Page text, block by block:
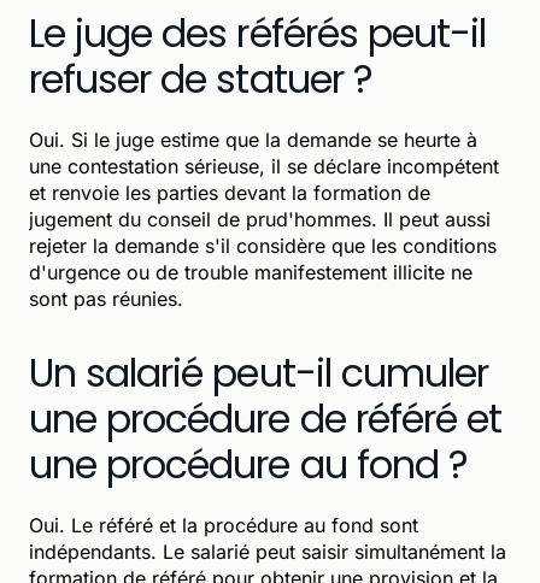
Le juge des référés peut-il
refuser de statuer ?
Oui. Si le juge estime que la demande se heurte à
une contestation sérieuse, il se déclare incompétent
et renvoie les parties devant la formation de
jugement du conseil de prud'hommes. Il peut aussi
rejeter la demande s'il considère que les conditions
d'urgence ou de trouble manifestement illicite ne
sont pas réunies.
Un salarié peut-il cumuler
une procédure de référé et
une procédure au fond ?
Oui. Le référé et la procédure au fond sont
indépendants. Le salarié peut saisir simultanément la
formation de référé pour obtenir une provision et la